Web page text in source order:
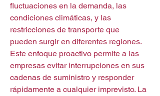
fluctuaciones en la demanda, las
condiciones climáticas, y las
restricciones de transporte que
pueden surgir en diferentes regiones.
Este enfoque proactivo permite a las
empresas evitar interrupciones en sus
cadenas de suministro y responder
rápidamente a cualquier imprevisto. La